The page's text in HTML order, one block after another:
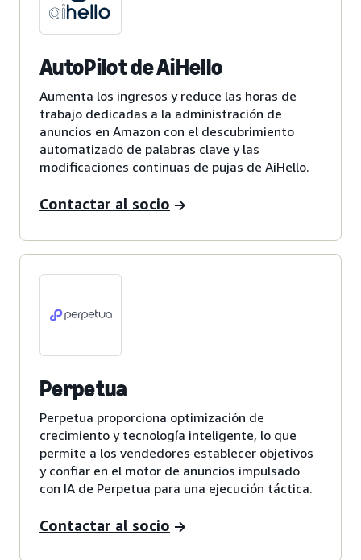
AutoPilot de AiHello
Aumenta los ingresos y reduce las horas de
trabajo dedicadas a la administración de
anuncios en Amazon con el descubrimiento
automatizado de palabras clave y las
modificaciones continuas de pujas de AiHello.
Contactar al socio
Perpetua
Perpetua proporciona optimización de
crecimiento y tecnología inteligente, lo que
permite a los vendedores establecer objetivos
y confiar en el motor de anuncios impulsado
con IA de Perpetua para una ejecución táctica.
Contactar al socio